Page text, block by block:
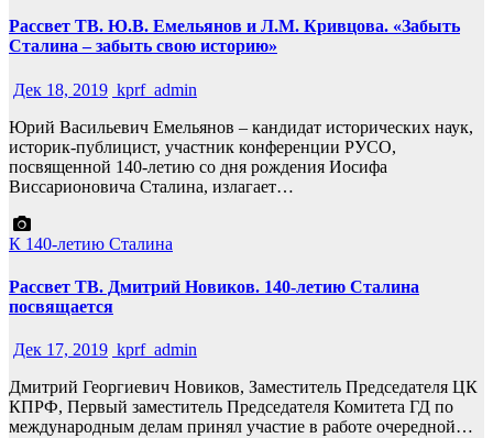
Рассвет ТВ. Ю.В. Емельянов и Л.М. Кривцова. «Забыть
Сталина – забыть свою историю»
Дек 18, 2019 kprf_admin
Юрий Васильевич Емельянов – кандидат исторических наук,
историк-публицист, участник конференции РУСО,
посвященной 140-летию со дня рождения Иосифа
Виссарионовича Сталина, излагает…
К 140-летию Сталина
Рассвет ТВ. Дмитрий Новиков. 140-летию Сталина
посвящается
Дек 17, 2019 kprf_admin
Дмитрий Георгиевич Новиков, Заместитель Председателя ЦК
КПРФ, Первый заместитель Председателя Комитета ГД по
международным делам принял участие в работе очередной…